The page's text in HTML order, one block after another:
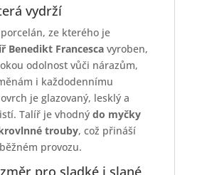
vydrží
ze kterého je
Benedikt Francescavyroben,
odolnost vůči nárazům,
i každodennímu
je glazovaný, lesklý a
Talíř je vhodný do myčky
trouby, což přináší
provozu.